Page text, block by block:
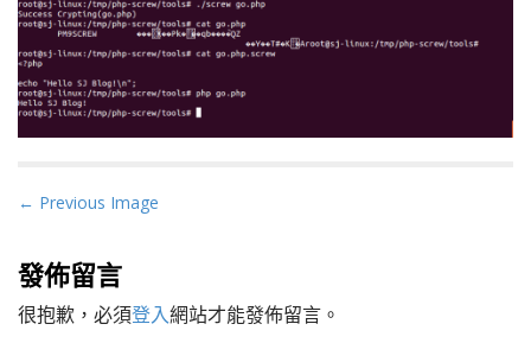
P
s
t
n
← Previous Image
發佈留言
很抱歉，必須登入網站才能發佈留言。